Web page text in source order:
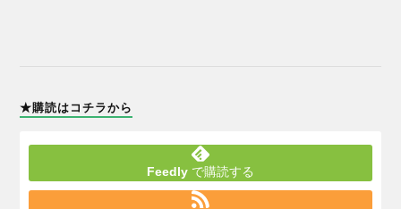
★購読はコチラから
Feedly で購読する